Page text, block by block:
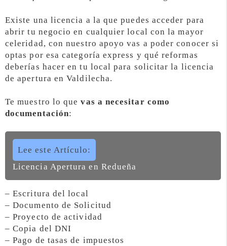
Existe una licencia a la que puedes acceder para
abrir tu negocio en cualquier local con la mayor
celeridad, con nuestro apoyo vas a poder conocer si
optas por esa categoría express y qué reformas
deberías hacer en tu local para solicitar la licencia
de apertura en Valdilecha.
Te muestro lo quevas a necesitar como
documentación:
Lee este Artículo:
Licencia Apertura en Redueña
– Escritura del local
– Documento de Solicitud
– Proyecto de actividad
– Copia del DNI
– Pago de tasas de impuestos